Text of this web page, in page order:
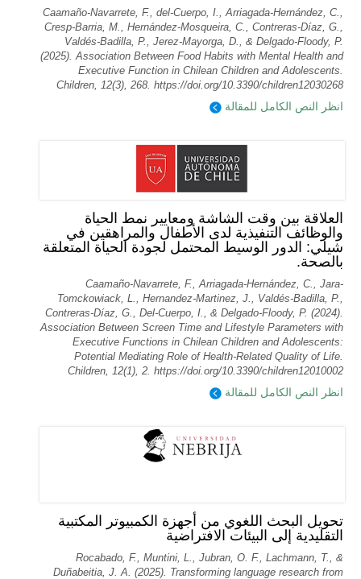
Caamaño-Navarrete, F., del-Cuerpo, I., Arriagada-Hernández, C.,
Cresp-Barria, M., Hernández-Mosqueira, C., Contreras-Díaz, G.,
Valdés-Badilla, P., Jerez-Mayorga, D., & Delgado-Floody, P.
(2025). Association Between Food Habits with Mental Health and
Executive Function in Chilean Children and Adolescents.
Children, 12(3), 268. https://doi.org/10.3390/children12030268
انظر النص الكامل للمقالة
العلاقة بين وقت الشاشة ومعايير نمط الحياة
والوظائف التنفيذية لدى الأطفال والمراهقين في
شيلي: الدور الوسيط المحتمل لجودة الحياة المتعلقة
بالصحة.
Caamaño-Navarrete, F., Arriagada-Hernández, C., Jara-
Tomckowiack, L., Hernandez-Martinez, J., Valdés-Badilla, P.,
Contreras-Díaz, G., Del-Cuerpo, I., & Delgado-Floody, P. (2024).
Association Between Screen Time and Lifestyle Parameters with
Executive Functions in Chilean Children and Adolescents:
Potential Mediating Role of Health-Related Quality of Life.
Children, 12(1), 2. https://doi.org/10.3390/children12010002
انظر النص الكامل للمقالة
تحويل البحث اللغوي من أجهزة الكمبيوتر المكتبية
التقليدية إلى البيئات الافتراضية
Rocabado, F., Muntini, L., Jubran, O. F., Lachmann, T., &
Duñabeitia, J. A. (2025). Transforming language research from